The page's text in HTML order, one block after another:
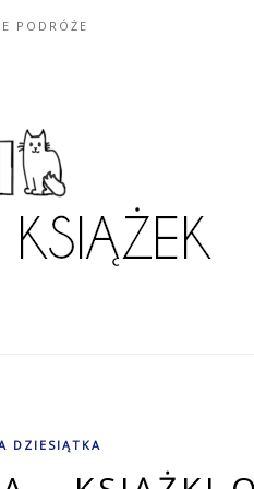
PODRÓŻE
DZIESIĄTKA